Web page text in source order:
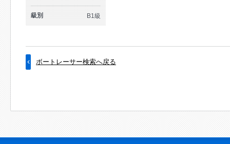
級別 B1級
ボートレーサー検索へ戻る